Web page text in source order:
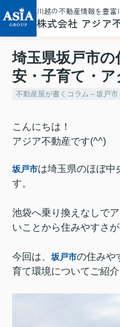
川越の不動産情報を豊富
株式会社 アジア
埼玉県坂戸市
安・子育て・
不動産屋が書くコラム～坂戸市
こんにちは！
アジア不動産です(^^)
坂戸市は埼玉県のほぼ中
す。
池袋へ乗り換えなしで
いことから住みやすさ
今回は、坂戸市の住みや
育て環境についてご紹介